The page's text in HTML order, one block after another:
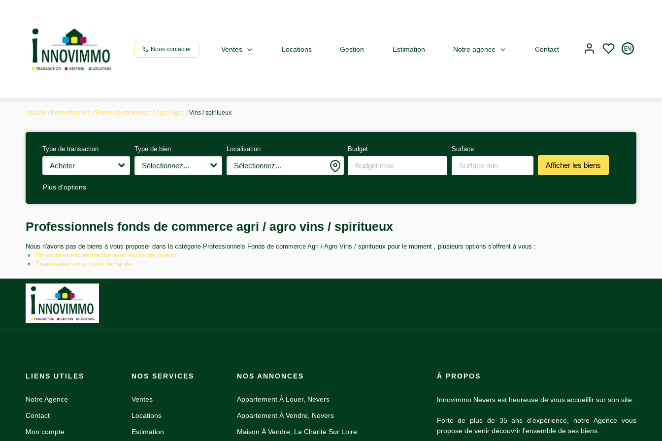
Nous contacter Ventes Locations Gestion Estimation Notre agence Contact
Accueil Professionnels Fonds de commerce Agri / Agro Vins / spiritueux
Type de transaction
Acheter
Type de bien
Sélectionnez...
Localisation
Sélectionnez...
Budget Surface
Plus d'options
Professionnels fonds de commerce agri / agro vins / spiritueux
Nous n'avons pas de biens à vous proposer dans la catégorie Professionnels Fonds de commerce Agri / Agro Vins / spiritueux pour le moment , plusieurs options s'offrent à vous :
Re-soumettre la recherche avec moins de critères.
Transmettez-nous votre demande
LIENS UTILES
Notre Agence
Contact
Mon compte
NOS SERVICES
Ventes
Locations
Estimation
NOS ANNONCES
Appartement À Louer, Nevers
Appartement À Vendre, Nevers
Maison À Vendre, La Charite Sur Loire
À PROPOS
Innovimmo Nevers est heureuse de vous accueillir sur son site.
Forte de plus de 35 ans d’expérience, notre Agence vous
propose de venir découvrir l’ensemble de ses biens.